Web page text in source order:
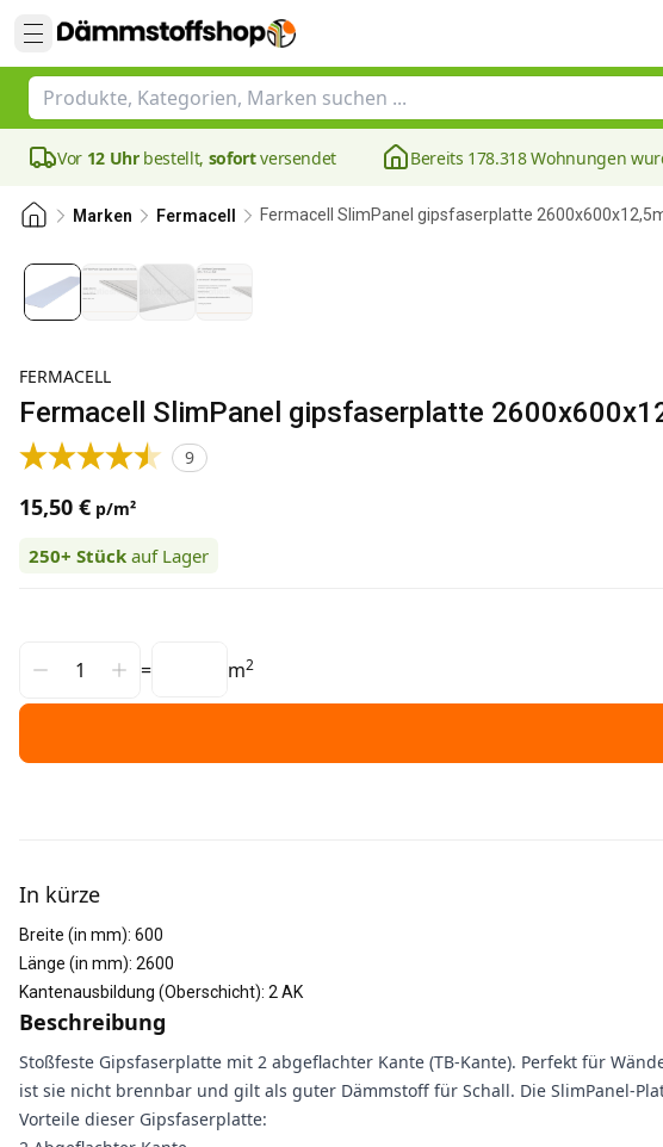
Vor 12 Uhrbestellt, sofortversendet Bereits 178.318 Wohnungen
Marken Fermacell Fermacell SlimPanel gipsfaserplatte
FERMACELL
Fermacell SlimPanel gipsfaserplatte
9
15,50 € p/m²
250+ Stück auf Lager
= m2
In kürze
Breite (in mm): 600
Länge (in mm): 2600
Kantenausbildung (Oberschicht): 2 AK
Beschreibung
Stoßfeste Gipsfaserplatte mit 2 abgeflachter Kante (TB-Kante). Perfekt für
ist sie nicht brennbar und gilt als guter Dämmstoff für Schall. Die SlimPanel-
Vorteile dieser Gipsfaserplatte: